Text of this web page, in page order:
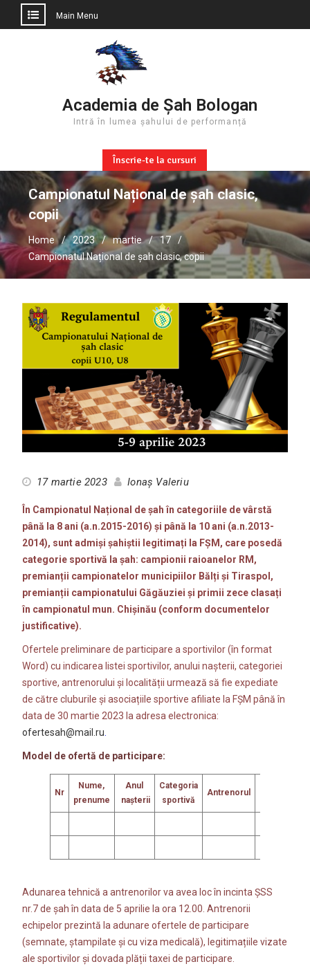
Main Menu
Academia de Șah Bologan
Intră în lumea șahului de performanță
Înscrie-te la cursuri
Campionatul Național de șah clasic,
copii
Home 2023 martie
17
Campionatul Național de șah clasic, copii
17 martie 2023 Ionaș Valeriu
În Campionatul Național de șah în categoriile de vârstă
până la 8 ani (a.n.2015-2016) și până la 10 ani (a.n.2013-
2014), sunt admiși șahiștii legitimați la FȘM, care posedă
categorie sportivă la șah: campionii raioanelor RM,
premianții campionatelor municipiilor Bălți și Tiraspol,
premianții campionatului Găgăuziei și primii zece clasați
în campionatul mun. Chișinău (conform documentelor
justificative).
Ofertele preliminare de participare a sportivilor (în format
Word) cu indicarea listei sportivilor, anului nașterii, categoriei
sportive, antrenorului și localității urmează să fie expediate
de către cluburile și asociațiile sportive afiliate la FȘM până în
data de 30 martie 2023 la adresa electronica:
ofertesah@mail.ru.
Model de ofertă de participare:
Nr
Nume,
prenume
Anul
naşterii
Categoria
sportivă
Antrenorul
Adunarea tehnică a antrenorilor va avea loc în incinta ȘSS
nr.7 de șah în data de 5 aprilie la ora 12.00. Antrenorii
echipelor prezintă la adunare ofertele de participare
(semnate, ștampilate și cu viza medicală), legitimațiile vizate
ale sportivilor și dovada plății taxei de participare.